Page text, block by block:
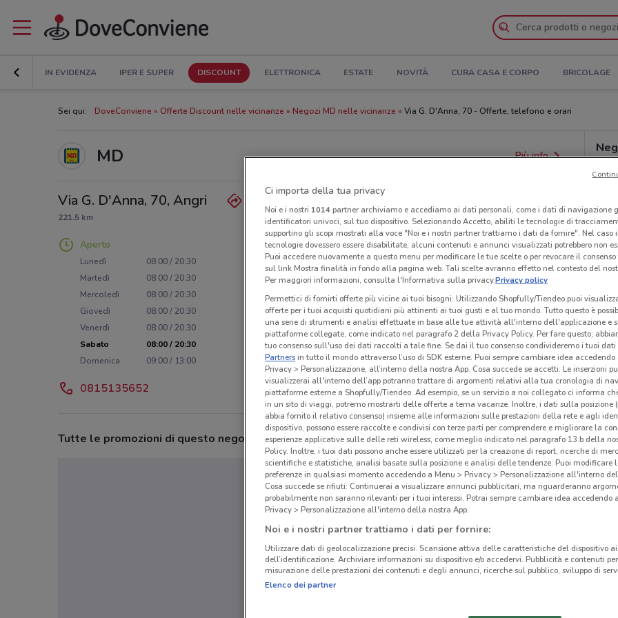
IN EVIDENZA IPER E SUPER DISCOUNT ELETTRONICA ESTATE NOVITÀ CURA CASA E CORPO BRICOLAGE
Sei qui: DoveConviene Offerte Discount nelle vicinanze Negozi MD nelle vicinanze Via G. D'Anna, 70 - Offerte, telefono e orari
MD Più info
Via G. D'Anna, 70, Angri
221.5 km
Aperto
Lunedì
08:00 / 20:30
Martedì
08:00 / 20:30
Mercoledì
08:00 / 20:30
Giovedì
08:00 / 20:30
Venerdì
08:00 / 20:30
Sabato
08:00 / 20:30
Domenica
09:00 / 13:00
0815135652
Tutte le promozioni di questo negozio
Ci importa della tua privacy
Noi e i nostri 1014partner archiviamo e accediamo ai dati personali, come i dati di navigazione
identificatori univoci, sul tuo dispositivo. Selezionando Accetto, abiliti le tecnologie di
supportino gli scopi mostrati alla voce "Noi e i nostri partner trattiamo i dati da fornire". Nel caso
tecnologie dovessero essere disabilitate, alcuni contenuti e annunci visualizzati potrebbero non
Puoi accedere nuovamente a questo menu per modificare le tue scelte o per revocare il
sul link Mostra finalità in fondo alla pagina web. Tali scelte avranno effetto nel contesto del
Per maggiori informazioni, consulta l'Informativa sulla privacy.Privacy policy
Permettici di fornirti offerte più vicine ai tuoi bisogni: Utilizzando Shopfully/Tiendeo puoi
offerte per i tuoi acquisti quotidiani più attinenti ai tuoi gusti e al tuo mondo. Tutto questo è
una serie di strumenti e analisi effettuate in base alle tue attività all'interno dell'applicazione e
piattaforme collegate, come indicato nel paragrafo 2 della Privacy Policy. Per fare questo,
tuo consenso sull'uso dei dati raccolti a tale fine. Se dai il tuo consenso condivideremo i tuoi dati
Partnersin tutto il mondo attraverso l’uso di SDK esterne. Puoi sempre cambiare idea accedendo
Privacy > Personalizzazione, all’interno della nostra App. Cosa succede se accetti: Le inserzioni
visualizzerai all'interno dell’app potranno trattare di argomenti relativi alla tua cronologia di
piattaforme esterne a Shopfully/Tiendeo. Ad esempio, se un servizio a noi collegato ci informa
in un sito di viaggi, potremo mostrarti delle offerte a tema vacanze. Inoltre, i dati sulla posizione
abbia fornito il relativo consenso) insieme alle informazioni sulle prestazioni della rete e agli
dispositivo, possono essere raccolte e condivisi con terze parti per comprendere e migliorare la
esperienze applicative sulle delle reti wireless, come meglio indicato nel paragrafo 13.b della
Policy. Inoltre, i tuoi dati possono anche essere utilizzati per la creazione di report, ricerche di
scientifiche e statistiche, analisi basate sulla posizione e analisi delle tendenze. Puoi modificare
preferenze in qualsiasi momento accedendo a Menu > Privacy > Personalizzazione all'interno
Cosa succede se rifiuti: Continuerai a visualizzare annunci pubblicitari, ma riguarderanno
probabilmente non saranno rilevanti per i tuoi interessi. Potrai sempre cambiare idea accedendo
Privacy > Personalizzazione all'interno della nostra App.
Noi e i nostri partner trattiamo i dati per fornire:
Utilizzare dati di geolocalizzazione precisi. Scansione attiva delle caratteristiche del dispositivo
dell’identificazione. Archiviare informazioni su dispositivo e/o accedervi. Pubblicità e contenuti
misurazione delle prestazioni dei contenuti e degli annunci, ricerche sul pubblico, sviluppo di
Elenco dei partner